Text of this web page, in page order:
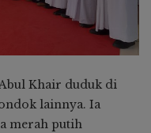
Khair duduk di
lainnya. Ia
merah putih